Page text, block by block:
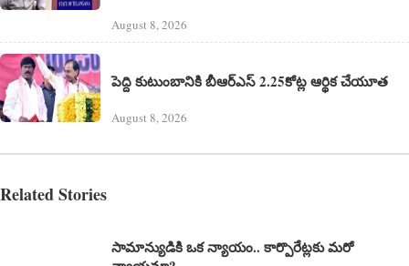
August 8, 2026
పెద్ది కుటుంబానికి బీఆర్ఎస్ 2.25కోట్ల ఆర్థిక చేయూత
August 8, 2026
Related Stories
సామాన్యుడికి ఒక న్యాయం.. కార్పొరేట్లకు మరో